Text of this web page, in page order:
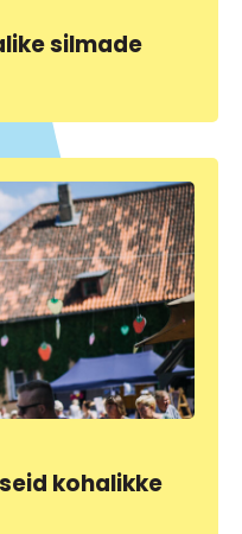
silmade
kohalikke